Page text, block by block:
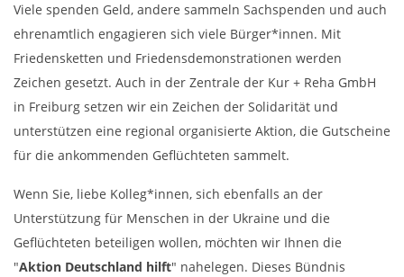
Viele spenden Geld, andere sammeln Sachspenden und auch
ehrenamtlich engagieren sich viele Bürger*innen. Mit
Friedensketten und Friedensdemonstrationen werden
Zeichen gesetzt. Auch in der Zentrale der Kur + Reha GmbH
in Freiburg setzen wir ein Zeichen der Solidarität und
unterstützen eine regional organisierte Aktion, die Gutscheine
für die ankommenden Geflüchteten sammelt.
Wenn Sie, liebe Kolleg*innen, sich ebenfalls an der
Unterstützung für Menschen in der Ukraine und die
Geflüchteten beteiligen wollen, möchten wir Ihnen die
"Aktion Deutschland hilft" nahelegen. Dieses Bündnis